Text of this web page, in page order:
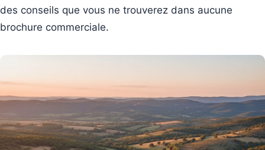
des conseils que vous ne trouverez dans aucune
brochure commerciale.